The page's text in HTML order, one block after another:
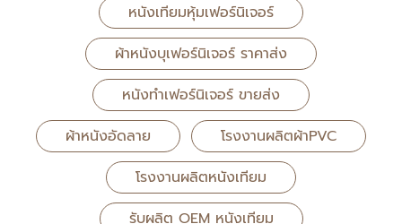
หนังเทียมหุ้มเฟอร์นิเจอร์
ผ้าหนังบุเฟอร์นิเจอร์ ราคาส่ง
หนังทำเฟอร์นิเจอร์ ขายส่ง
ผ้าหนังอัดลาย
โรงงานผลิตผ้าPVC
โรงงานผลิตหนังเทียม
รับผลิต OEM หนังเทียม